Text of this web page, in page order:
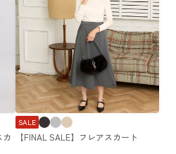
カ
【FINAL SALE】フレアスカート
SALE